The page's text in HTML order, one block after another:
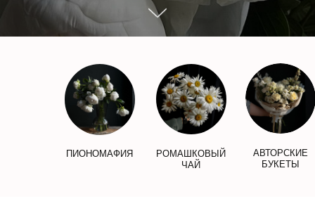
АВТОРСКИЕ
БУКЕТЫ
РОМАШКОВЫЙ
ЧАЙ
ПИОНОМАФИЯ